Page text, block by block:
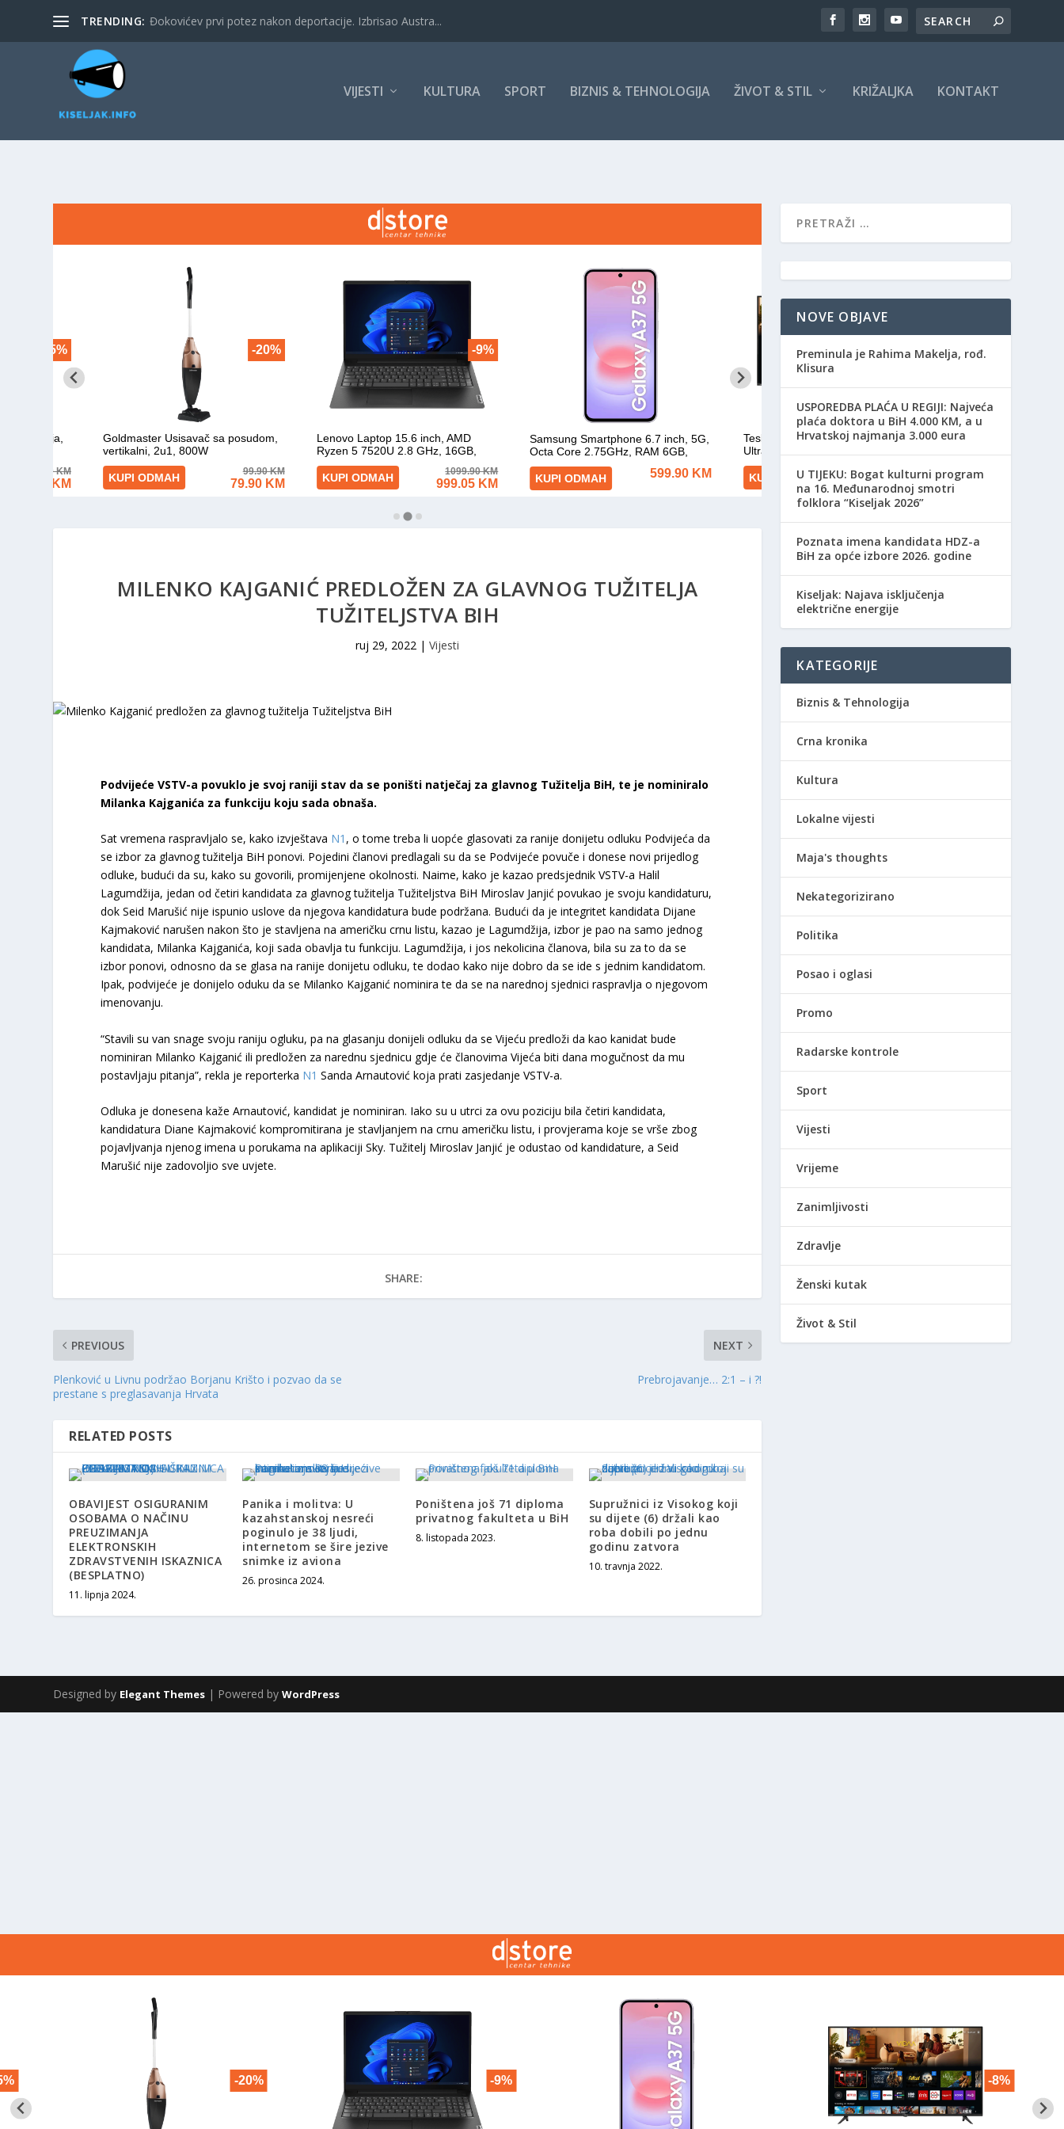
TRENDING: Đokovićev prvi potez nakon deportacije. Izbrisao Austra...
VIJESTI KULTURA SPORT BIZNIS & TEHNOLOGIJA ŽIVOT & STIL KRIŽALJKA KONTAKT
MILENKO KAJGANIĆ PREDLOŽEN ZA GLAVNOG TUŽITELJA
TUŽITELJSTVA BIH
ruj 29, 2022 |Vijesti
Podvijeće VSTV-a povuklo je svoj raniji stav da se poništi natječaj za glavnog Tužitelja BiH, te je nominiralo
Milanka Kajganića za funkciju koju sada obnaša.
Sat vremena raspravljalo se, kako izvještava N1 , o tome treba li uopće glasovati za ranije donijetu odluku Podvijeća da
se izbor za glavnog tužitelja BiH ponovi. Pojedini članovi predlagali su da se Podvijeće povuče i donese novi prijedlog
odluke, budući da su, kako su govorili, promijenjene okolnosti. Naime, kako je kazao predsjednik VSTV-a Halil
Lagumdžija, jedan od četiri kandidata za glavnog tužitelja Tužiteljstva BiH Miroslav Janjić povukao je svoju kandidaturu,
dok Seid Marušić nije ispunio uslove da njegova kandidatura bude podržana. Budući da je integritet kandidata Dijane
Kajmaković narušen nakon što je stavljena na američku crnu listu, kazao je Lagumdžija, izbor je pao na samo jednog
kandidata, Milanka Kajganića, koji sada obavlja tu funkciju. Lagumdžija, i jos nekolicina članova, bila su za to da se
izbor ponovi, odnosno da se glasa na ranije donijetu odluku, te dodao kako nije dobro da se ide s jednim kandidatom.
Ipak, podvijeće je donijelo oduku da se Milanko Kajganić nominira te da se na narednoj sjednici raspravlja o njegovom
imenovanju.
“Stavili su van snage svoju raniju ogluku, pa na glasanju donijeli odluku da se Vijeću predloži da kao kanidat bude
nominiran Milanko Kajganić ili predložen za narednu sjednicu gdje će članovima Vijeća biti dana mogučnost da mu
postavljaju pitanja”, rekla je reporterka N1 Sanda Arnautović koja prati zasjedanje VSTV-a.
Odluka je donesena kaže Arnautović, kandidat je nominiran. Iako su u utrci za ovu poziciju bila četiri kandidata,
kandidatura Diane Kajmaković kompromitirana je stavljanjem na crnu američku listu, i provjerama koje se vrše zbog
pojavljvanja njenog imena u porukama na aplikaciji Sky. Tužitelj Miroslav Janjić je odustao od kandidature, a Seid
Marušić nije zadovoljio sve uvjete.
SHARE:
PREVIOUS
Plenković u Livnu podržao Borjanu Krišto i pozvao da se
prestane s preglasavanja Hrvata
NEXT
Prebrojavanje… 2:1 – i ?!
RELATED POSTS
OBAVIJEST OSIGURANIM
OSOBAMA O NAČINU
PREUZIMANJA
ELEKTRONSKIH
ZDRAVSTVENIH ISKAZNICA
(BESPLATNO)
11. lipnja 2024.
Panika i molitva: U
kazahstanskoj nesreći
poginulo je 38 ljudi,
internetom se šire jezive
snimke iz aviona
26. prosinca 2024.
Poništena još 71 diploma
privatnog fakulteta u BiH
8. listopada 2023.
Supružnici iz Visokog koji
su dijete (6) držali kao
roba dobili po jednu
godinu zatvora
10. travnja 2022.
NOVE OBJAVE
Preminula je Rahima Makelja, rođ.
Klisura
USPOREDBA PLAĆA U REGIJI: Najveća
plaća doktora u BiH 4.000 KM, a u
Hrvatskoj najmanja 3.000 eura
​U TIJEKU: Bogat kulturni program
na 16. Međunarodnoj smotri
folklora “Kiseljak 2026”
Poznata imena kandidata HDZ-a
BiH za opće izbore 2026. godine
Kiseljak: Najava isključenja
električne energije
KATEGORIJE
Biznis & Tehnologija
Crna kronika
Kultura
Lokalne vijesti
Maja's thoughts
Nekategorizirano
Politika
Posao i oglasi
Promo
Radarske kontrole
Sport
Vijesti
Vrijeme
Zanimljivosti
Zdravlje
Ženski kutak
Život & Stil
Designed by Elegant Themes | Powered byWordPress